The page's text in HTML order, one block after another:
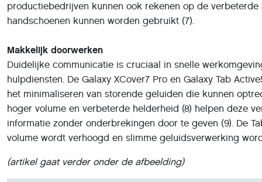
productiebedrijven kunnen ook rekenen op de
handschoenen kunnen worden gebruikt (7).
Makkelijk doorwerken
Duidelijke communicatie is cruciaal in snelle
hulpdiensten. De Galaxy XCover7 Pro en Galaxy Tab
het minimaliseren van storende geluiden die kunnen
hoger volume en verbeterde helderheid (8) helpen deze
informatie zonder onderbrekingen door te geven (9). De
volume wordt verhoogd en slimme geluidsverwerking
(artikel gaat verder onder de afbeelding)